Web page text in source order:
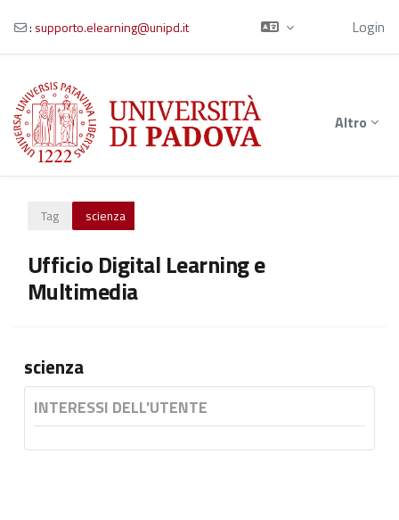
Vai al contenuto principale
: supporto.elearning@unipd.it Login
Altro
Tag scienza
Ufficio Digital Learning e
Multimedia
scienza
INTERESSI DELL'UTENTE